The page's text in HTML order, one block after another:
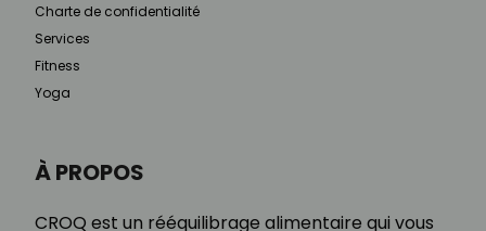
À PROPOS
CROQ est un rééquilibrage alimentaire qui vous
Charte de confidentialité
Services
Fitness
Yoga